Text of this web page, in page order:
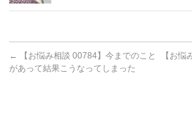
←
【お悩み相談 00784】今までのこと
があって結果こうなってしまった
【お悩